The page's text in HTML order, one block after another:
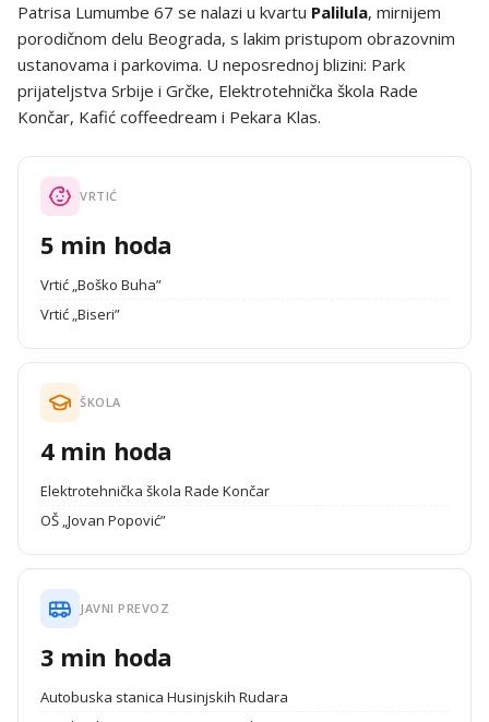
Patrisa Lumumbe 67 se nalazi u kvartu Palilula, mirnijem
porodičnom delu Beograda, s lakim pristupom obrazovnim
ustanovama i parkovima. U neposrednoj blizini: Park
prijateljstva Srbije i Grčke, Elektrotehnička škola Rade
Končar, Kafić coffeedream i Pekara Klas.
VRTIĆ
5 min hoda
Vrtić „Boško Buha”
Vrtić „Biseri”
ŠKOLA
4 min hoda
Elektrotehnička škola Rade Končar
OŠ „Jovan Popović”
JAVNI PREVOZ
3 min hoda
Autobuska stanica Husinjskih Rudara